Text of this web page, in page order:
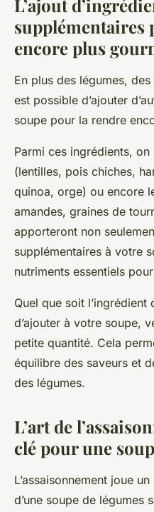
L’ajout
supplémentaires
encore plus
En plus des légumes,
est possible d’ajouter
soupe pour la rendre
Parmi ces ingrédients,
(lentilles, pois chiches,
quinoa, orge) ou encore
amandes, graines de
apporteront non
supplémentaires à votre
nutriments essentiels
Quel que soit l’ingrédient
d’ajouter à votre soupe,
petite quantité. Cela
équilibre des saveurs et
des légumes.
L’art de
clé pour une
L’assaisonnement joue
d’une soupe de légumes